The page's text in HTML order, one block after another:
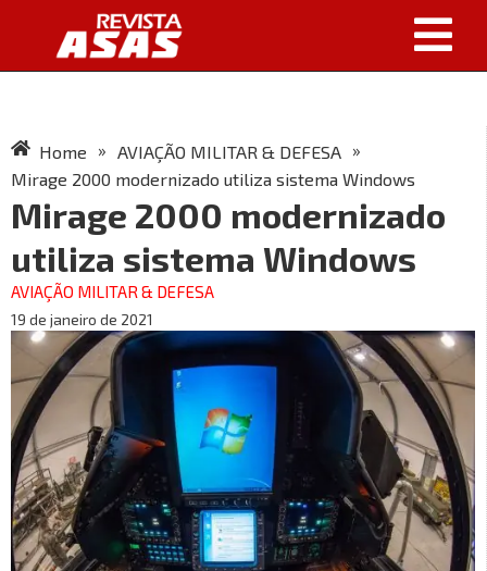
Home » AVIAÇÃO MILITAR & DEFESA »
Mirage 2000 modernizado utiliza sistema Windows
Mirage 2000 modernizado
utiliza sistema Windows
AVIAÇÃO MILITAR & DEFESA
19 de janeiro de 2021